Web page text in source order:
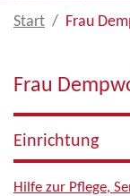
Start Frau
Frau
Einrichtung
Hilfe zur Pflege,